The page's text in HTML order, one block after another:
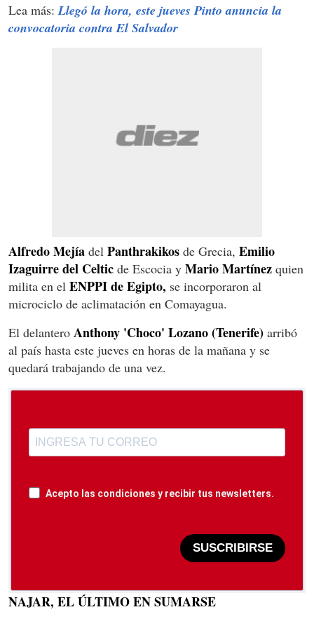
Lea más: Llegó la hora, este jueves Pinto anuncia la
convocatoria contra El Salvador
Alfredo Mejía del Panthrakikos de Grecia, Emilio
Izaguirre del Celtic de Escocia y Mario Martínez quien
milita en el ENPPI de Egipto, se incorporaron al
microciclo de aclimatación en Comayagua.
El delantero Anthony 'Choco' Lozano(Tenerife) arribó
al país hasta este jueves en horas de la mañana y se
quedará trabajando de una vez.
Acepto las condiciones y recibir tus newsletters.
SUSCRIBIRSE
NAJAR, EL ÚLTIMO EN SUMARSE